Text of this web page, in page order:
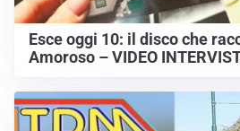
Esce oggi 10: il disco che
Amoroso – VIDEO